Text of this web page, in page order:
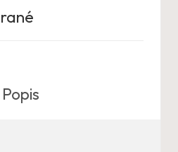
Popis